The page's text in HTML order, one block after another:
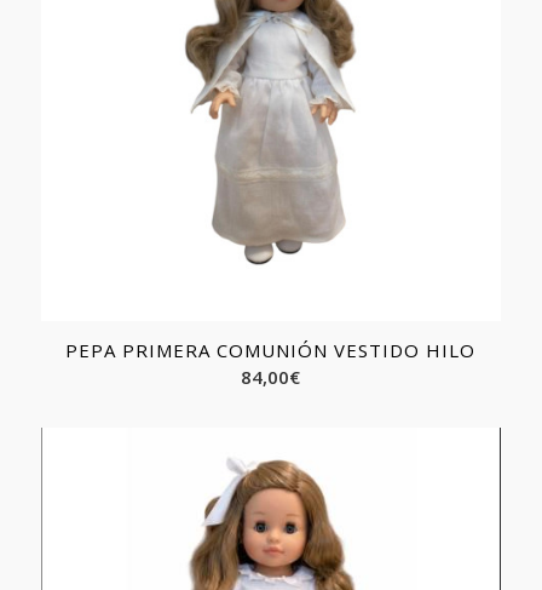
PEPA PRIMERA COMUNIÓN VESTIDO HILO
84,00€